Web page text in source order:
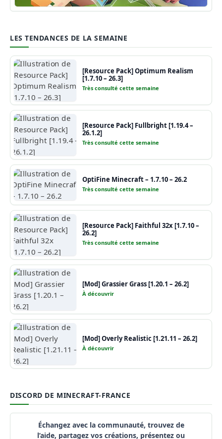
Guide Minecraft
LES TENDANCES DE LA SEMAINE
[Resource Pack] Optimum Realism
[1.7.10 – 26.3]
Très consulté cette semaine
[Resource Pack] Fullbright [1.19.4 –
26.1.2]
Très consulté cette semaine
OptiFine Minecraft – 1.7.10 – 26.2
Très consulté cette semaine
[Resource Pack] Faithful 32x [1.7.10 –
26.2]
Très consulté cette semaine
[Mod] Grassier Grass [1.20.1 – 26.2]
À découvrir
[Mod] Overly Realistic [1.21.11 – 26.2]
À découvrir
DISCORD DE MINECRAFT-FRANCE
Échangez avec la communauté, trouvez de
l’aide, partagez vos créations, présentez ou